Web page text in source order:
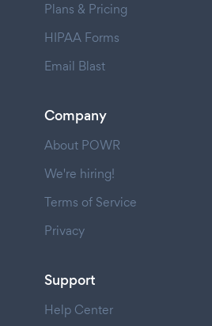
Plans & Pricing
HIPAA Forms
Email Blast
Company
About POWR
We're hiring!
Terms of Service
Privacy
Support
Help Center